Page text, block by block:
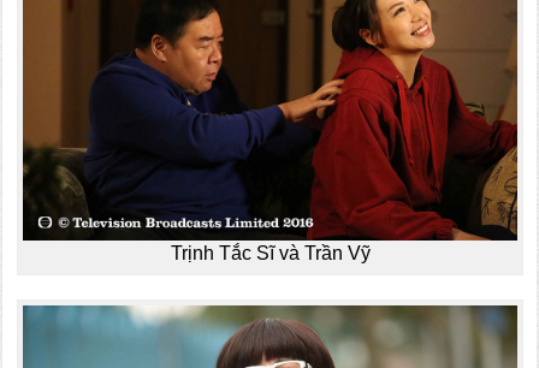
Trịnh Tắc Sĩ và Trần Vỹ